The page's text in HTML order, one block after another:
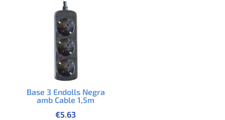
Base 3 Endolls Negra
amb Cable 1,5m
€5.63